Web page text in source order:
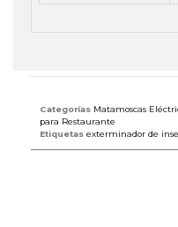
Categorías Matamoscas
para Restaurante
Etiquetas exterminador de